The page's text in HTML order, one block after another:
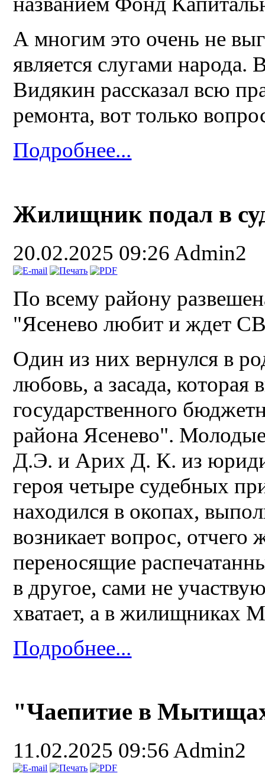
А многим это очень не
является слугами
Видякин рассказал всю
ремонта, вот только
Подробнее...
Жилищник подал в
20.02.2025 09:26 Admin2
По всему району
"Ясенево любит и ждет
Один из них вернулся в
любовь, а засада, которая
государственного
района Ясенево".
Д.Э. и Арих Д. К. из
героя четыре судебных
находился в окопах,
возникает вопрос,
переносящие
в другое, сами не
хватает, а в жилищниках
Подробнее...
"Чаепитие в
11.02.2025 09:56Admin2